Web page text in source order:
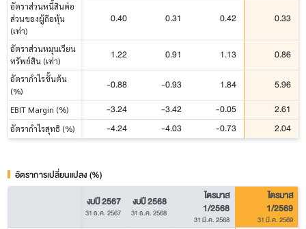
อัตราส่วนหนี้สินต่อ
ส่วนของผู้ถือหุ้น
(เท่า)
0.40 0.31 0.42 0.33
อัตราส่วนหมุนเวียน
ทรัพย์สิน (เท่า)
1.22 0.91 1.13 0.86
อัตรากำไรขั้นต้น
(%)
-0.88 -0.93 1.84 5.96
EBIT Margin (%) -3.24 -3.42 -0.05 2.61
อัตรากำไรสุทธิ (%) -4.24 -4.03 -0.73 2.04
อัตราการเปลี่ยนแปลง (%)
งบปี 2567
31 ธ.ค. 2567
งบปี 2568
31 ธ.ค. 2568
ไตรมาส
1/2568
31 มี.ค. 2568
ไตรมาส
1/2569
31 มี.ค. 2569